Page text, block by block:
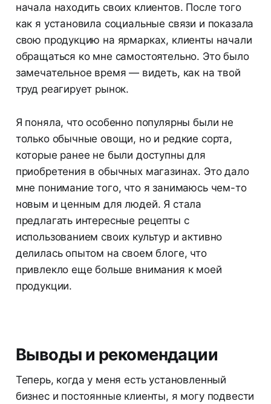
начала находить своих клиентов. После того
как я установила социальные связи и показала
свою продукцию на ярмарках, клиенты начали
обращаться ко мне самостоятельно. Это было
замечательное время — видеть, как на твой
труд реагирует рынок.
Я поняла, что особенно популярны были не
только обычные овощи, но и редкие сорта,
которые ранее не были доступны для
приобретения в обычных магазинах. Это дало
мне понимание того, что я занимаюсь чем-то
новым и ценным для людей. Я стала
предлагать интересные рецепты с
использованием своих культур и активно
делилась опытом на своем блоге, что
привлекло еще больше внимания к моей
продукции.
Выводы и рекомендации
Теперь, когда у меня есть установленный
бизнес и постоянные клиенты, я могу подвести